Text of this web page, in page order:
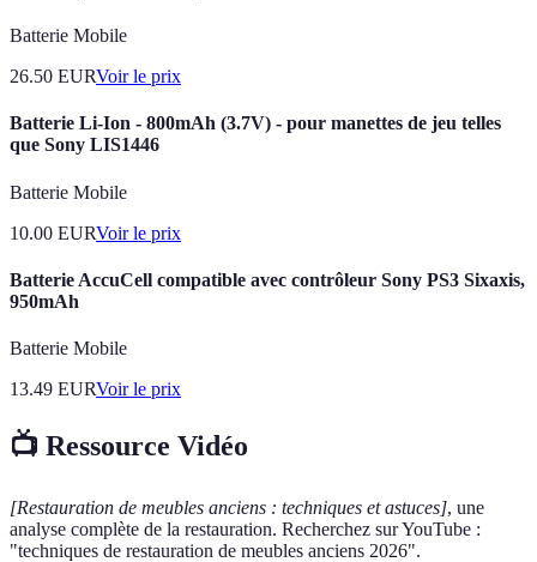
Batterie Mobile
26.50 EURVoir le prix
Batterie Li-Ion - 800mAh (3.7V) - pour manettes de jeu telles
que Sony LIS1446
Batterie Mobile
10.00 EURVoir le prix
Batterie AccuCell compatible avec contrôleur Sony PS3 Sixaxis,
950mAh
Batterie Mobile
13.49 EURVoir le prix
📺 Ressource Vidéo
[Restauration de meubles anciens : techniques et astuces], une
analyse complète de la restauration. Recherchez sur YouTube :
"techniques de restauration de meubles anciens 2026".